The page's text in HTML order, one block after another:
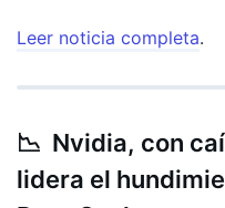
Leer noticia completa.
📉 Nvidia, con
lidera el